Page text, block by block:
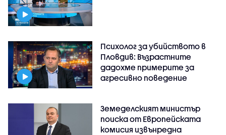
Психолог за убийството в
Пловдив: Възрастните
дадохме примерите за
агресивно поведение
Земеделският министър
поиска от Европейската
комисия извънредна